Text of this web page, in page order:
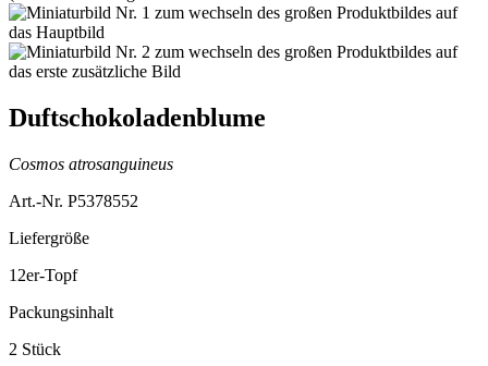
Duftschokoladenblume
Cosmos atrosanguineus
Art.-Nr. P5378552
Liefergröße
12er-Topf
Packungsinhalt
2 Stück